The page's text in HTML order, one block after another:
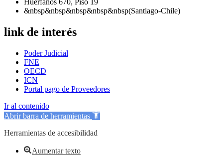
Huérfanos 670, Piso 19
&nbsp&nbsp&nbsp&nbsp&nbsp(Santiago-Chile)
link de interés
Poder Judicial
FNE
OECD
ICN
Portal pago de Proveedores
Ir al contenido
Abrir barra de herramientas
Herramientas de accesibilidad
Aumentar texto